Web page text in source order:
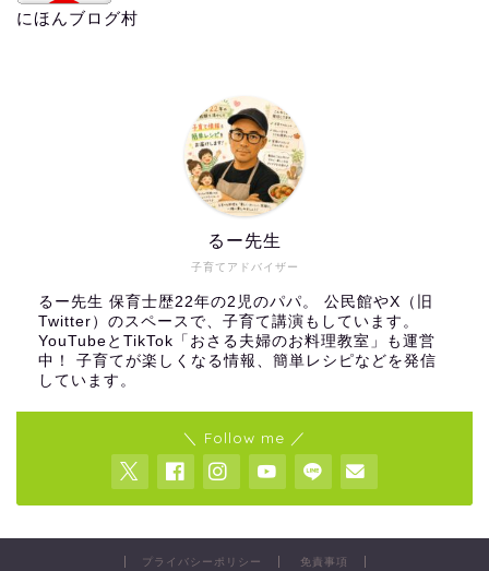
にほんブログ村
子育てアドバイザー
るー先生
るー先生 保育士歴22年の2児のパパ。 公民館やX（旧
Twitter）のスペースで、子育て講演もしています。
YouTubeとTikTok「おさる夫婦のお料理教室」も運営
中！ 子育てが楽しくなる情報、簡単レシピなどを発信
しています。
＼ Follow me ／
プライバシーポリシー 免責事項